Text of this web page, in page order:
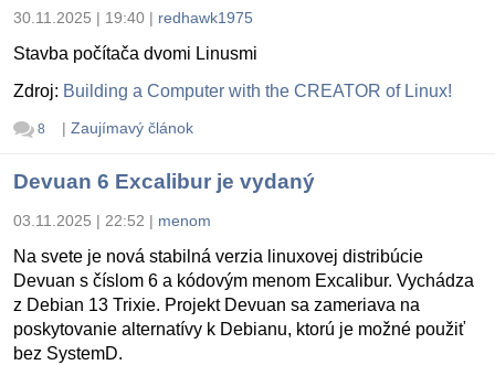
30.11.2025 | 19:40 | redhawk1975
Stavba počítača dvomi Linusmi
Zdroj: Building a Computer with the CREATOR of Linux!
8 | Zaujímavý článok
Devuan 6 Excalibur je vydaný
03.11.2025 | 22:52 | menom
Na svete je nová stabilná verzia linuxovej distribúcie
Devuan s číslom 6 a kódovým menom Excalibur. Vychádza
z Debian 13 Trixie. Projekt Devuan sa zameriava na
poskytovanie alternatívy k Debianu, ktorú je možné použiť
bez SystemD.